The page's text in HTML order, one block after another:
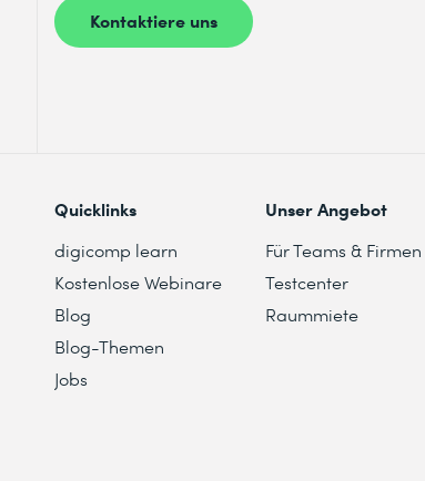
Kontaktiere uns
Quicklinks
digicomp learn
Kostenlose Webinare
Blog
Blog-Themen
Jobs
Unser Angebot
Für Teams & Firmen
Testcenter
Raummiete